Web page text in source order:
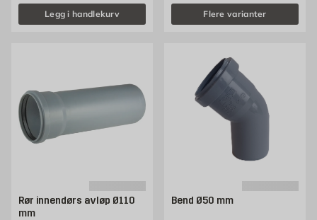
Legg i handlekurv Flere varianter
Rør innendørs avløp Ø110
mm
Bend Ø50 mm